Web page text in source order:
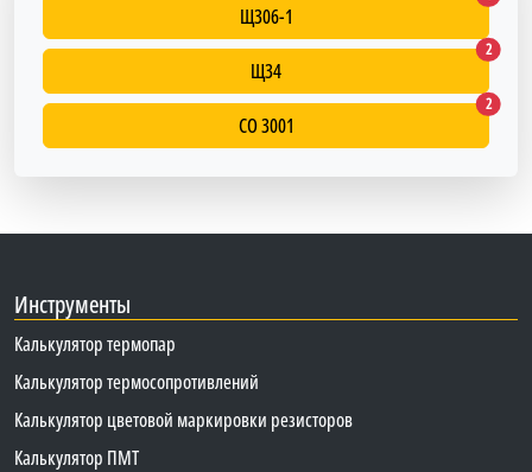
Щ306-1
Щ34
2Щ34
СО 3001
2СО 3001
Инструменты
Калькулятор термопар
Калькулятор термосопротивлений
Калькулятор цветовой маркировки резисторов
Калькулятор ПМТ